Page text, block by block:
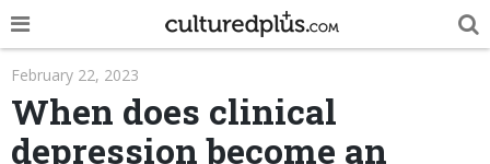
POP
INNOVA
February 22, 2023
When does clinical
depression become an